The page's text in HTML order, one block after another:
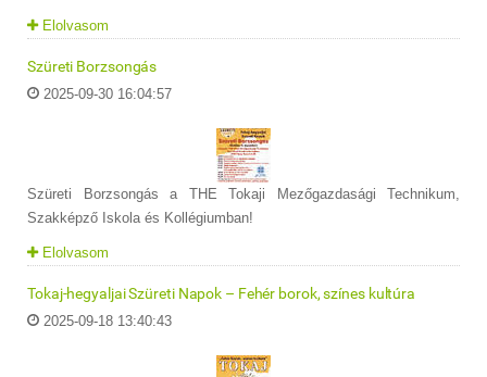
Elolvasom
Szüreti Borzsongás
2025-09-30 16:04:57
Szüreti Borzsongás a THE Tokaji Mezőgazdasági Technikum,
Szakképző Iskola és Kollégiumban!
Elolvasom
Tokaj-hegyaljai Szüreti Napok – Fehér borok, színes kultúra
2025-09-18 13:40:43